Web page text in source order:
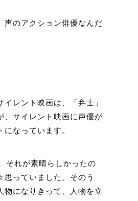
声のアクション俳優なんだ
レント映画は、「弁士」
、サイレント映画に声優が
なっています。
それが素晴らしかったの
っていました。そのう
物になりきって、人物を立